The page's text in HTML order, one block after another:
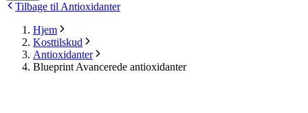
Tilbage til Antioxidanter
Hjem
Kosttilskud
Antioxidanter
Blueprint Avancerede antioxidanter